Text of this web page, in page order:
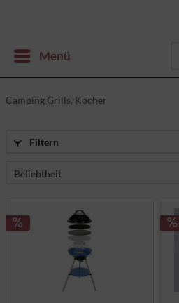
Menü
Camping Grills, Kocher
Filtern